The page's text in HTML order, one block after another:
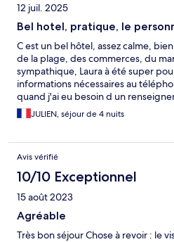
12 juil. 2025
Bel hotel, pratique, le
C est un bel hôtel, assez calme,
de la plage, des commerces, du
sympathique, Laura à été super
informations nécessaires au
quand j'ai eu besoin d un
JULIEN, séjour de 4 nuits
Avis vérifié
10/10 Exceptionnel
15 août 2023
Agréable
Très bon séjour Chose à revoir : le